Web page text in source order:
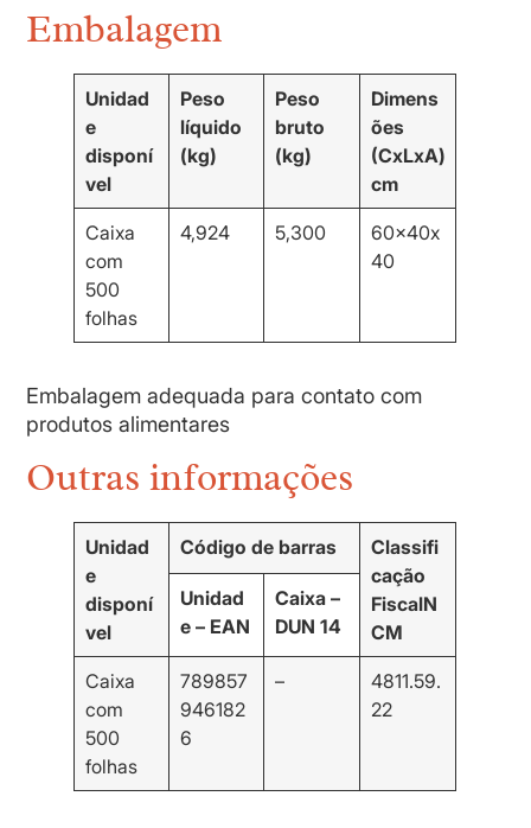
Embalagem
Unidad
e
disponí
vel
Peso
líquido
(kg)
Peso
bruto
(kg)
Dimens
ões
(CxLxA)
cm
Caixa
com
500
folhas
4,924 5,300
60x40x
40
Embalagem adequada para contato com
produtos alimentares
Outras informações
Unidad
e
disponí
vel
Código de barras
Classifi
cação
FiscalN
CM
Unidad
e – EAN
Caixa –
DUN 14
Caixa
com
500
folhas
789857
946182
6
–
4811.59.
22